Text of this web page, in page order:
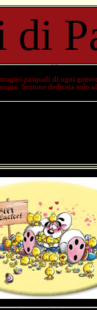
pasquali di ogni
. Sezione dedicata solo